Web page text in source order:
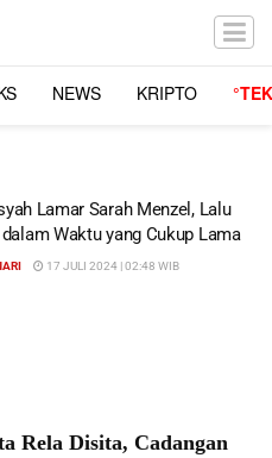
NEWS KRIPTO
Lamar Sarah Menzel, Lalu
Waktu yang Cukup Lama
17 JULI 2024 | 02:48 WIB
Rela Disita, Cadangan